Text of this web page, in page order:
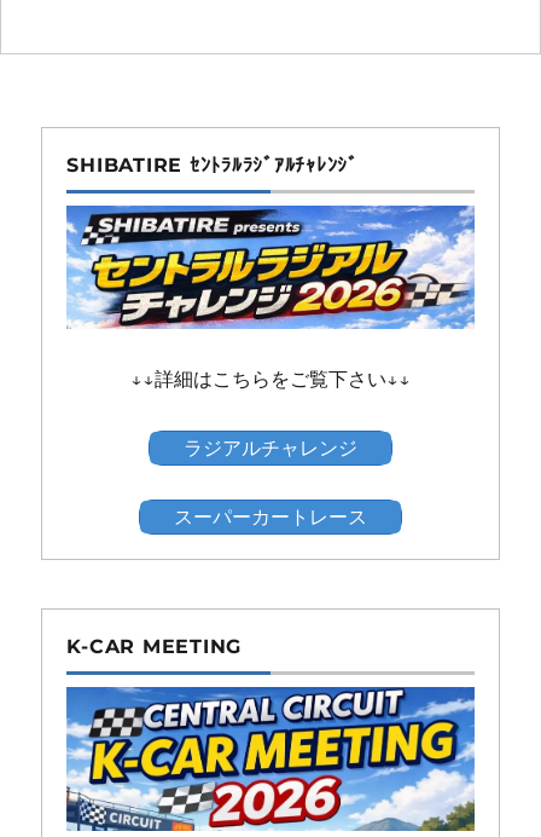
SHIBATIRE ｾﾝﾄﾗﾙﾗｼﾞｱﾙﾁｬﾚﾝｼﾞ
↓↓詳細はこちらをご覧下さい↓↓
ラジアルチャレンジ
スーパーカートレース
K-CAR MEETING